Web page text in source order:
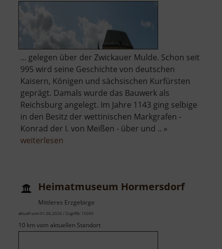
... gelegen über der Zwickauer Mulde. Schon seit
995 wird seine Geschichte von deutschen
Kaisern, Königen und sächsischen Kurfürsten
geprägt. Damals wurde das Bauwerk als
Reichsburg angelegt. Im Jahre 1143 ging selbige
in den Besitz der wettinischen Markgrafen -
Konrad der I. von Meißen - über und .. »
weiterlesen
Heimatmuseum Hormersdorf
Mittleres Erzgebirge
aktuell vom 01.06.2026 / Zugriffe: 15009
10 km vom aktuellen Standort